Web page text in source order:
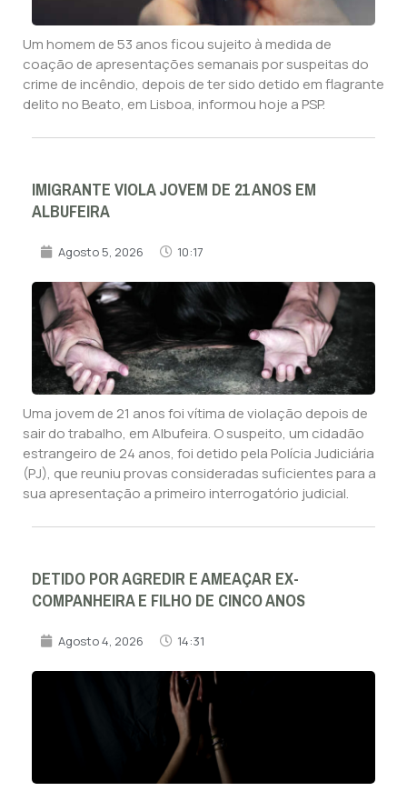
Um homem de 53 anos ficou sujeito à medida de
coação de apresentações semanais por suspeitas do
crime de incêndio, depois de ter sido detido em flagrante
delito no Beato, em Lisboa, informou hoje a PSP.
IMIGRANTE VIOLA JOVEM DE 21 ANOS EM
ALBUFEIRA
Agosto 5, 2026 10:17
Uma jovem de 21 anos foi vítima de violação depois de
sair do trabalho, em Albufeira. O suspeito, um cidadão
estrangeiro de 24 anos, foi detido pela Polícia Judiciária
(PJ), que reuniu provas consideradas suficientes para a
sua apresentação a primeiro interrogatório judicial.
DETIDO POR AGREDIR E AMEAÇAR EX-
COMPANHEIRA E FILHO DE CINCO ANOS
Agosto 4, 2026 14:31